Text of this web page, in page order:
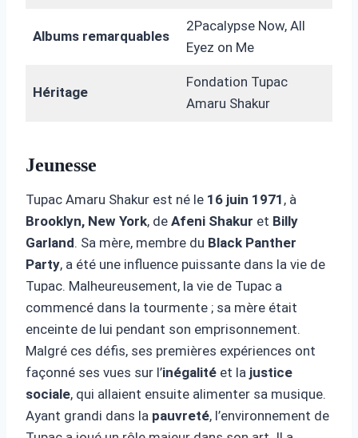
Albums remarquables
2Pacalypse Now, All
Eyez on Me
Héritage
Fondation Tupac
Amaru Shakur
Jeunesse
Tupac Amaru Shakur est né le 16 juin 1971 , à
Brooklyn, New York, de Afeni Shakur et Billy
Garland. Sa mère, membre du Black Panther
Party, a été une influence puissante dans la vie de
Tupac. Malheureusement, la vie de Tupac a
commencé dans la tourmente ; sa mère était
enceinte de lui pendant son emprisonnement.
Malgré ces défis, ses premières expériences ont
façonné ses vues sur l’inégalité et la justice
sociale, qui allaient ensuite alimenter sa musique.
Ayant grandi dans la pauvreté, l’environnement de